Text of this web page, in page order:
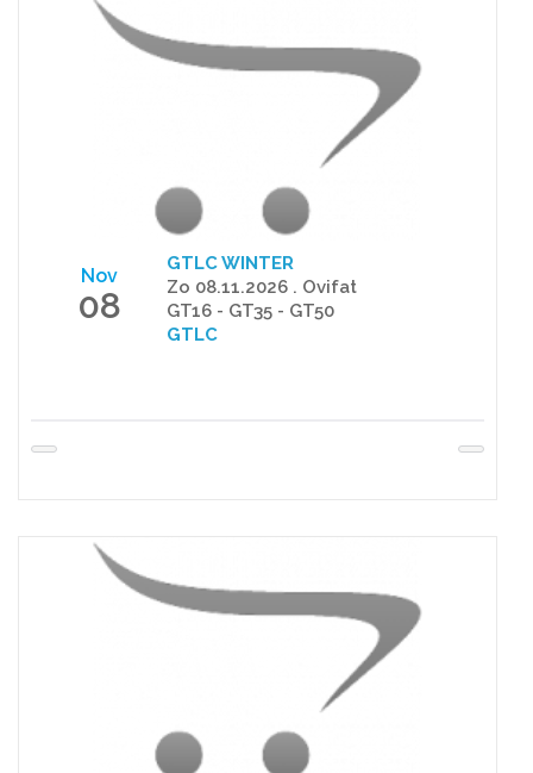
Nov
08
GTLC WINTER
Zo 08.11.2026 . Ovifat
GT16 - GT35 - GT50
GTLC